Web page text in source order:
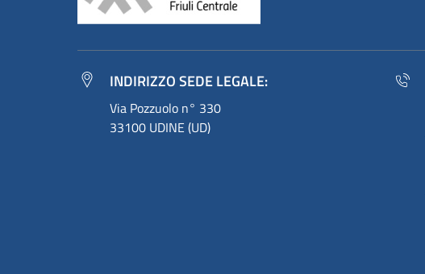
INDIRIZZO SEDE LEGALE:
Via Pozzuolo n° 330
33100 UDINE (UD)